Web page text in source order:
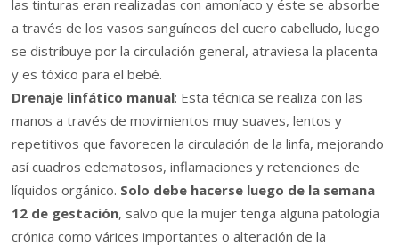
las tinturas eran realizadas con amoníaco y éste se absorbe
a través de los vasos sanguíneos del cuero cabelludo, luego
se distribuye por la circulación general, atraviesa la placenta
y es tóxico para el bebé.
Drenaje linfático manual: Esta técnica se realiza con las
manos a través de movimientos muy suaves, lentos y
repetitivos que favorecen la circulación de la linfa, mejorando
así cuadros edematosos, inflamaciones y retenciones de
líquidos orgánico. Solo debe hacerse luego de la semana
12 de gestación, salvo que la mujer tenga alguna patología
crónica como várices importantes o alteración de la